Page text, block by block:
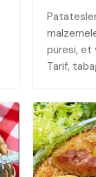
püresi, et
Tarif,